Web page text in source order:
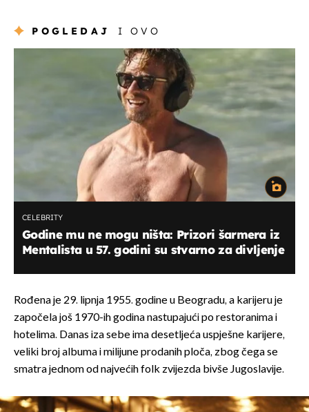
POGLEDAJ I OVO
CELEBRITY
Godine mu ne mogu ništa: Prizori šarmera iz
Mentalista u 57. godini su stvarno za divljenje
Rođena je 29. lipnja 1955. godine u Beogradu, a karijeru je
započela još 1970-ih godina nastupajući po restoranima i
hotelima. Danas iza sebe ima desetljeća uspješne karijere,
veliki broj albuma i milijune prodanih ploča, zbog čega se
smatra jednom od najvećih folk zvijezda bivše Jugoslavije.